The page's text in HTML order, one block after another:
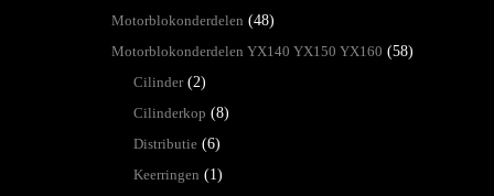
Motorblokonderdelen (48)
Motorblokonderdelen YX140 YX150 YX160 (58)
Cilinder (2)
Cilinderkop (8)
Distributie (6)
Keerringen (1)